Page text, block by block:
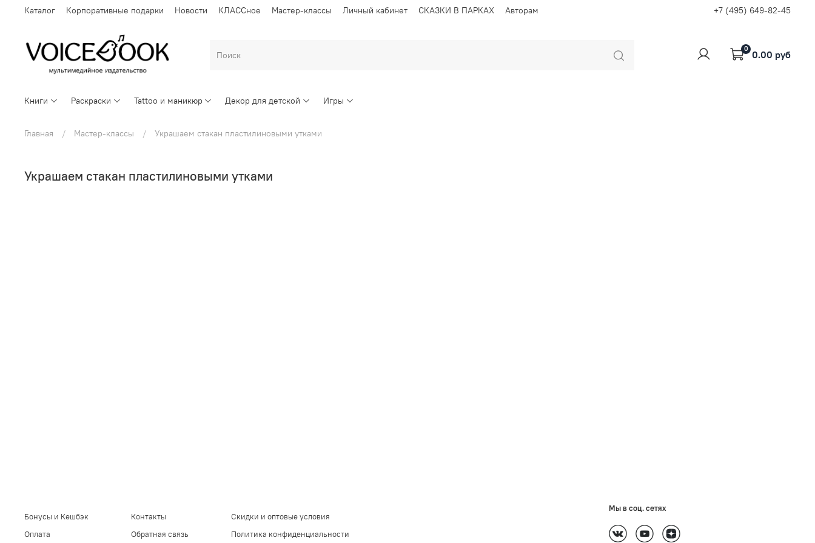
Каталог Корпоративные подарки Новости КЛАССное Мастер-классы Личный кабинет СКАЗКИ В ПАРКАХ Авторам +7 (495) 649-82-45
0 0.00 руб
Книги Раскраски Tattoo и маникюр Декор для детской Игры
Главная Мастер-классы Украшаем стакан пластилиновыми утками
Украшаем стакан пластилиновыми утками
Бонусы и Кешбэк
Оплата
Контакты
Обратная связь
Скидки и оптовые условия
Политика конфиденциальности
Мы в соц. сетях